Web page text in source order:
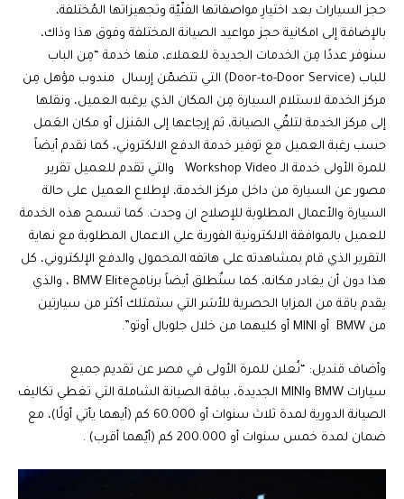
حجز السيارات بعد اختيارِ مواصفاتها الفنّيّة وتجهيزاتها المُختلفة،
بالإضافة إلى امكانية حجز مواعيد الصيانة المختلفة وفوق هذا وذاك،
سنوفر عددًا مِن الخدمات الجديدة للعملاء، منها خدمة “مِن الباب
للباب (Door-to-Door Service) التي تتضمّن إرسال مندوب مؤهل مِن
مركز الخدمة لاستلام السيارة مِن المكان الذي يرغبه العميل، ونقلها
إلى مركز الخدمة لتلقّي الصيانة، ثم إرجاعها إلى المَنزل أو مكان العَمل
حسب رغبة العميل مع توفير خدمة الدفع الالكتروني، كما نقدم أيضاً
للمرة الأولى خدمة الـ Workshop Video والتي تقدم للعميل تقرير
مصور عن السيارة من داخل مركز الخدمة، لإطلاع العميل على حالة
السيارة والأعمال المطلوبة للإصلاح ان وجدت. كما تسمح هذه الخدمة
للعميل بالموافقة الالكترونية الفورية علي الاعمال المطلوبة مع نهاية
التقرير الذي قام بمشاهدته على هاتفه المحمول والدفع الإلكتروني، كل
هذا دون أن يغادر مكانه، كما سنٌطلق أيضاً برنامجBMW Elite ، والذي
يقدم باقة من المزايا الحصرية للأسَر التي ستمتلك أكثر من سيارتين
من BMW أو MINI أو كليهما من خلال جلوبال أوتو”.
وأضاف قنديل: “نُعلن للمرة الأولى في مصر عن تقديم جميع
سيارات BMW وMINI الجديدة، بباقة الصيانة الشاملة التي تغطي تكاليف
الصيانة الدورية لمدة ثلاث سنوات أو 60.000 كم (أيهما يأتي أولًا)، مع
ضمان لمدة خمس سنوات أو 200.000 كم (أيّهما أقرب) .